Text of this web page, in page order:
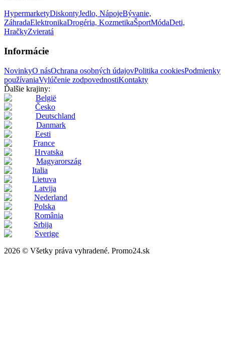
HypermarketyDiskontyJedlo, NápojeBývanie,
ZáhradaElektronikaDrogéria, KozmetikaŠportMódaDeti,
HračkyZvieratá
Informácie
NovinkyO násOchrana osobných údajovPolitika cookiesPodmienky
používaniaVylúčenie zodpovednostiKontakty
Ďalšie krajiny:
België
Česko
Deutschland
Danmark
Eesti
France
Hrvatska
Magyarország
Italia
Lietuva
Latvija
Nederland
Polska
România
Srbija
Sverige
2026 © Všetky práva vyhradené. Promo24.sk